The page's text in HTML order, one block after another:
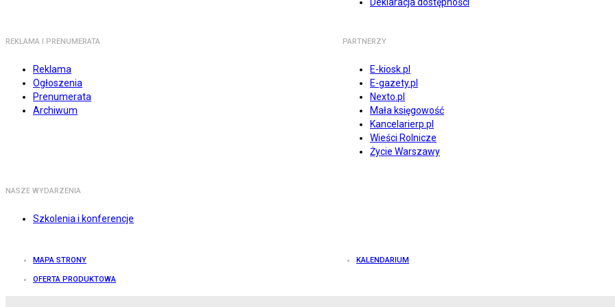
REKLAMA I PRENUMERATA
Reklama
Ogłoszenia
Prenumerata
Archiwum
PARTNERZY
E-kiosk.pl
E-gazety.pl
Nexto.pl
Mała księgowość
Kancelarierp.pl
Wieści Rolnicze
Życie Warszawy
NASZE WYDARZENIA
Szkolenia i konferencje
MAPA STRONY KALENDARIUM
OFERTA PRODUKTOWA